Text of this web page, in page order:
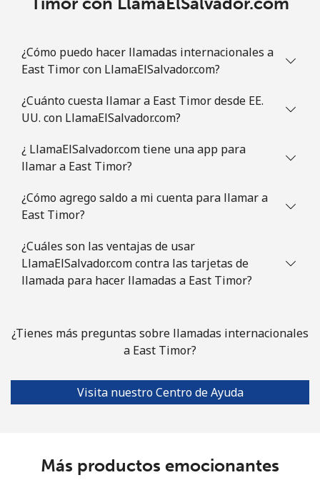
¿Cómo puedo hacer llamadas internacionales a
East Timor con LlamaElSalvador.com?
¿Cuánto cuesta llamar a East Timor desde EE.
UU. con LlamaElSalvador.com?
¿ LlamaElSalvador.com tiene una app para
llamar a East Timor?
¿Cómo agrego saldo a mi cuenta para llamar a
East Timor?
¿Cuáles son las ventajas de usar
LlamaElSalvador.com contra las tarjetas de
llamada para hacer llamadas a East Timor?
¿Tienes más preguntas sobre llamadas internacionales
a East Timor?
Visita nuestro Centro de Ayuda
Más productos emocionantes